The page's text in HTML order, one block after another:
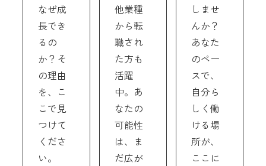
なぜ成
長でき
るの
か？そ
の理由
を、こ
こで見
つけて
くださ
い。
他業種
から転
職され
た方も
活躍
中。あ
なたの
可能性
は、ま
だ広が
しませ
んか？
あなた
のペー
スで、
自分ら
しく働
ける場
所が、
ここに